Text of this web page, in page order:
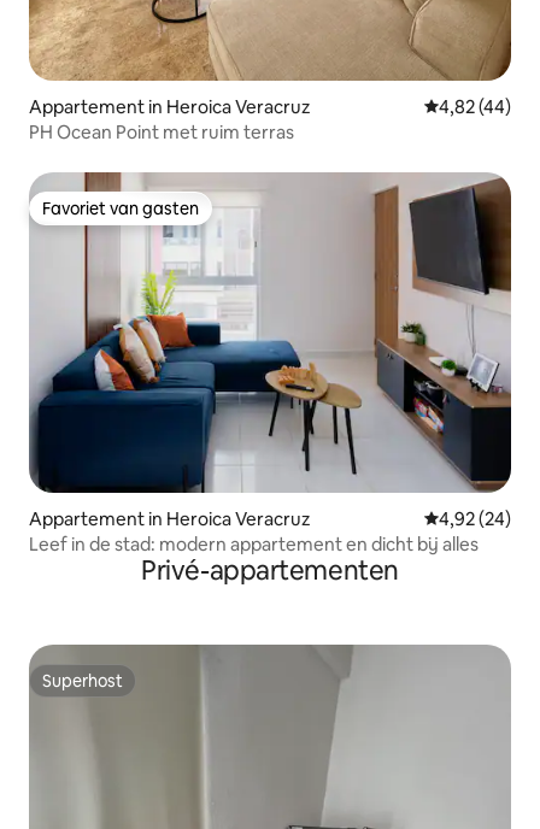
Appartement in Heroica Veracruz Gemiddelde
4,82 (44)
PH Ocean Point met ruim terras
Favoriet van gasten
Favoriet van gasten
Appartement in Heroica Veracruz Gemiddelde
4,92 (24)
Leef in de stad: modern appartement en dicht bij alles
Privé-appartementen
Superhost
Superhost